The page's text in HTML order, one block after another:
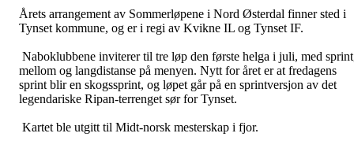
Årets arrangement av Sommerløpene i Nord Østerdal finner sted i
Tynset kommune, og er i regi av Kvikne IL og Tynset IF.
Naboklubbene inviterer til tre løp den første helga i juli, med
mellom og langdistanse på menyen. Nytt for året er at fredagens
sprint blir en skogssprint, og løpet går på en sprintversjon av det
legendariske Ripan-terrenget sør for Tynset.
Kartet ble utgitt til Midt-norsk mesterskap i fjor.